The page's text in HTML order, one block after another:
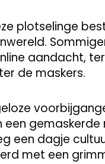
plotselinge
aandacht,
de maskers.
een dagje
met een